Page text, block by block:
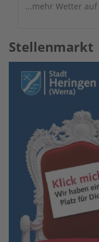
...mehr Wetter auf
Stellenmarkt